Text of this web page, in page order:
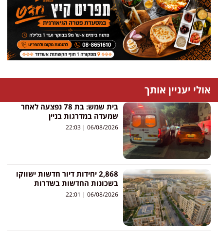
אולי יעניין אותך
בית שמש: בת 78 נפצעה לאחר
שמעדה במדרגות בניין
06/08/2026
2,868 יחידות דיור חדשות ישווקו
בשכונות החדשות בשדרות
06/08/2026